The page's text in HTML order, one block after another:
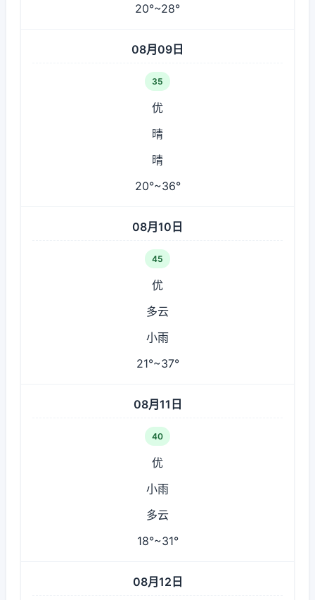
20°~28°
08月09日
35
优
晴
晴
20°~36°
08月10日
45
优
多云
小雨
21°~37°
08月11日
40
优
小雨
多云
18°~31°
08月12日